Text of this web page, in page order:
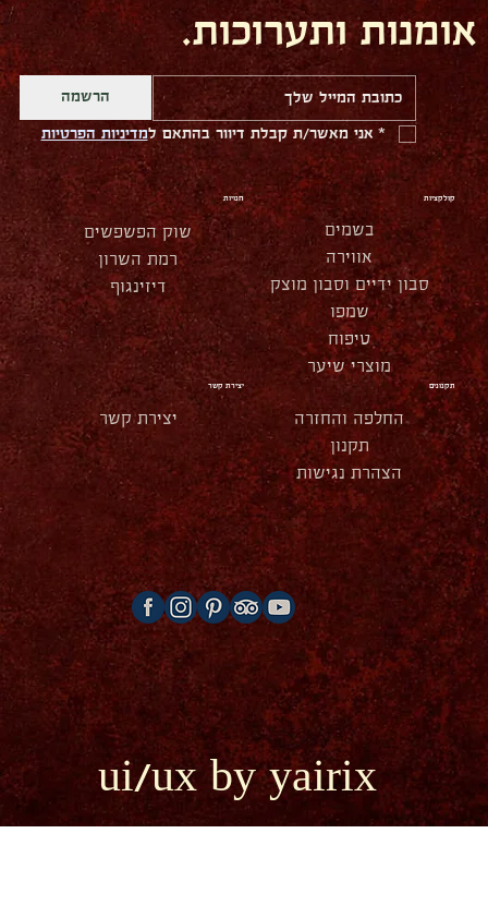
תקנונים
החלפה והחזרה
תקנון
הצהרת נגישות
חנויות
שוק הפשפשים
רמת השרון
דיזינגוף
יצירת קשר
יצירת קשר
קולקציות
בשמים
אווירה
סבון ידיים וסבון מוצק
שמפו
טיפוח
מוצרי שיער
אומנות ותערוכות.
הרשמה
* אני מאשר/ת קבלת דיוור בהתאם למדיניות הפרטיות
ui/ux by yairix